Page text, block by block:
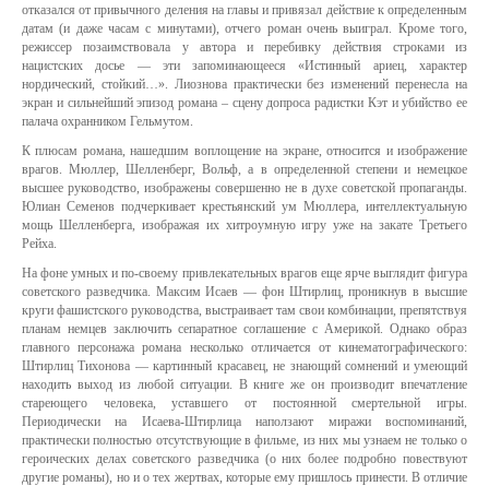
отказался от привычного деления на главы и привязал действие к определенным
датам (и даже часам с минутами), отчего роман очень выиграл. Кроме того,
режиссер позаимствовала у автора и перебивку действия строками из
нацистских досье — эти запоминающееся «Истинный ариец, характер
нордический, стойкий…». Лиознова практически без изменений перенесла на
экран и сильнейший эпизод романа – сцену допроса радистки Кэт и убийство ее
палача охранником Гельмутом.
К плюсам романа, нашедшим воплощение на экране, относится и изображение
врагов. Мюллер, Шелленберг, Вольф, а в определенной степени и немецкое
высшее руководство, изображены совершенно не в духе советской пропаганды.
Юлиан Семенов подчеркивает крестьянский ум Мюллера, интеллектуальную
мощь Шелленберга, изображая их хитроумную игру уже на закате Третьего
Рейха.
На фоне умных и по-своему привлекательных врагов еще ярче выглядит фигура
советского разведчика. Максим Исаев — фон Штирлиц, проникнув в высшие
круги фашистского руководства, выстраивает там свои комбинации, препятствуя
планам немцев заключить сепаратное соглашение с Америкой. Однако образ
главного персонажа романа несколько отличается от кинематографического:
Штирлиц Тихонова — картинный красавец, не знающий сомнений и умеющий
находить выход из любой ситуации. В книге же он производит впечатление
стареющего человека, уставшего от постоянной смертельной игры.
Периодически на Исаева-Штирлица наползают миражи воспоминаний,
практически полностью отсутствующие в фильме, из них мы узнаем не только о
героических делах советского разведчика (о них более подробно повествуют
другие романы), но и о тех жертвах, которые ему пришлось принести. В отличие